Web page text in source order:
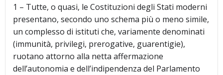
1 – Tutte, o quasi, le Costituzioni degli Stati moderni
presentano, secondo uno schema più o meno simile,
un complesso di istituti che, variamente denominati
(immunità, privilegi, prerogative, guarentigie),
ruotano attorno alla netta affermazione
dell’autonomia e dell’indipendenza del Parlamento